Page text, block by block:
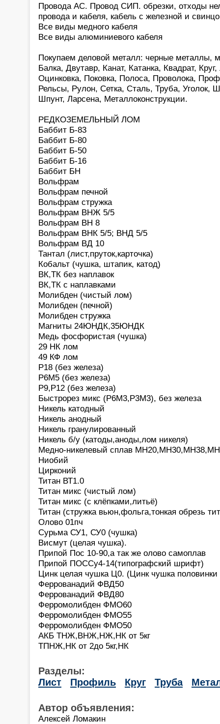
Провода АС. Провод СИП. обрезки, отходы
провода и кабеля, кабель с железной и
Все виды медного кабеля
Все виды алюминиевого кабеля
Покупаем деловой металл: черные металлы,
Балка, Двутавр, Канат, Катанка, Квадрат,
Оцинковка, Поковка, Полоса, Проволока,
Рельсы, Рулон, Сетка, Сталь, Труба, Уголок,
Шпунт, Ларсена, Металлоконструкции.
РЕДКОЗЕМЕЛЬНЫЙ ЛОМ
Баббит Б-83
Баббит Б-80
Баббит Б-50
Баббит Б-16
Баббит БН
Вольфрам
Вольфрам печной
Вольфрам стружка
Вольфрам ВНЖ 5/5
Вольфрам ВН 8
Вольфрам ВНК 5/5; ВНД 5/5
Вольфрам ВД 10
Тантал (лист,пруток,карточка)
Кобальт (чушка, штапик, катод)
ВК,ТК без наплавок
ВК,ТК с наплавками
Молибден (чистый лом)
Молибден (печной)
Молибден стружка
Магниты 24ЮНДК,35ЮНДК
Медь фосфористая (чушка)
29 НК лом
49 КФ лом
Р18 (без железа)
Р6М5 (без железа)
Р9,Р12 (без железа)
Быстрорез микс (Р6М3,Р3М3), без железа
Никель катодный
Никель анодный
Никель гранулированный
Никель б/у (катоды,аноды,лом никеля)
Медно-никелевый сплав
Ниобий
Цирконий
Титан ВТ1.0
Титан микс (чистый лом)
Титан микс (с клёпками,литьё)
Титан (стружка вьюн,фольга,тонкая обрезь
Олово 01пч
Сурьма СУ1, СУ0 (чушка)
Висмут (целая чушка).
Припой Пос 10-90,а так же олово самоплав
Припой ПОССу4-14(типографский шрифт)
Цинк целая чушка Ц0. (Цинк чушка
Феррованадий ФВД50
Феррованадий ФВД80
Ферромолибден ФМО60
Ферромолибден ФМО55
Ферромолибден ФМО50
АКБ ТНЖ,ВНЖ,НЖ,НК от 5кг
ТПНЖ,НК от 2до 5кг,НК
Разделы:
Лист
Профиль Круг Труба
Автор объявления:
Алексей Ломакин